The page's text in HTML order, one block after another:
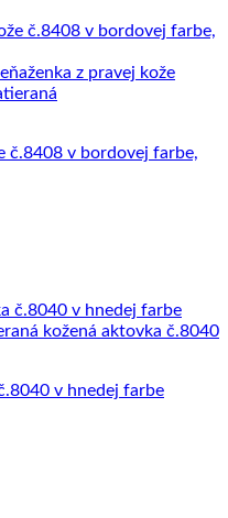
č.8408 v bordovej farbe,
v hnedej farbe